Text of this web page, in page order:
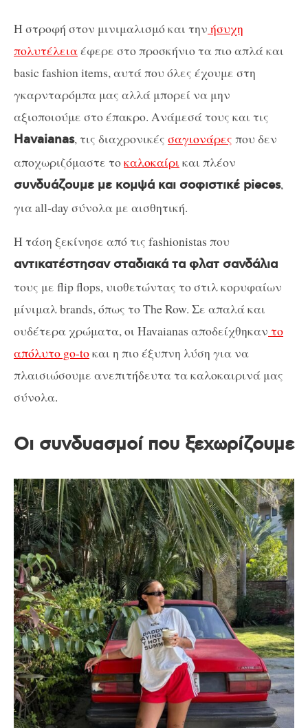
Η στροφή στον μινιμαλισμό και την ήσυχη
πολυτέλειαέφερε στο προσκήνιο τα πιο απλά και
basic fashion items, αυτά που όλες έχουμε στη
γκαρνταρόμπα μας αλλά μπορεί να μην
αξιοποιούμε στο έπακρο. Ανάμεσά τους και τις
Havaianas, τις διαχρονικές σαγιονάρες που δεν
αποχωριζόμαστε τοκαλοκαίρι και πλέον
συνδυάζουμε με κομψά και σοφιστικέ pieces,
για all-day σύνολα με αισθητική.
Η τάση ξεκίνησε από τις fashionistas που
αντικατέστησαν σταδιακά τα φλατ σανδάλια
τους με flip flops, υιοθετώντας το στιλ κορυφαίων
μίνιμαλ brands, όπως το The Row. Σε απαλά και
ουδέτερα χρώματα, οι Havaianas αποδείχθηκαν το
απόλυτο go-toκαι η πιο έξυπνη λύση για να
πλαισιώσουμε ανεπιτήδευτα τα καλοκαιρινά μας
σύνολα.
Οι συνδυασμοί που ξεχωρίζουμε